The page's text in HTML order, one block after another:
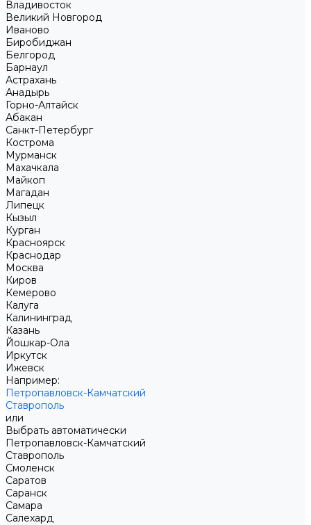
Владивосток
Великий Новгород
Иваново
Биробиджан
Белгород
Барнаул
Астрахань
Анадырь
Горно-Алтайск
Абакан
Санкт-Петербург
Кострома
Мурманск
Махачкала
Майкоп
Магадан
Липецк
Кызыл
Курган
Красноярск
Краснодар
Москва
Киров
Кемерово
Калуга
Калининград
Казань
Йошкар-Ола
Иркутск
Ижевск
Например:
Петропавловск-Камчатский
Ставрополь
или
Выбрать автоматически
Петропавловск-Камчатский
Ставрополь
Смоленск
Саратов
Саранск
Самара
Салехард